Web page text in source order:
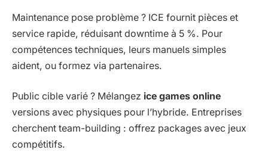
Maintenance pose problème ? ICE fournit pièces et
service rapide, réduisant downtime à 5 %. Pour
compétences techniques, leurs manuels simples
aident, ou formez via partenaires.
Public cible varié ? Mélangez ice games online
versions avec physiques pour l’hybride. Entreprises
cherchent team-building : offrez packages avec jeux
compétitifs.